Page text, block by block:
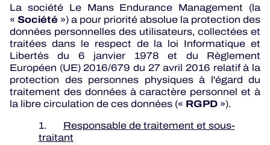
24H LEMANS
ELMS
MLMC
La société Le Mans Endurance Management (la
« Société ») a pour priorité absolue la protection des
données personnelles des utilisateurs, collectées et
traitées dans le respect de la loi Informatique et
Libertés du 6 janvier 1978 et du Règlement
Européen (UE) 2016/679 du 27 avril 2016 relatif à la
protection des personnes physiques à l'égard du
traitement des données à caractère personnel et à
la libre circulation de ces données (« RGPD »).
1. Responsable de traitement et sous-
traitant